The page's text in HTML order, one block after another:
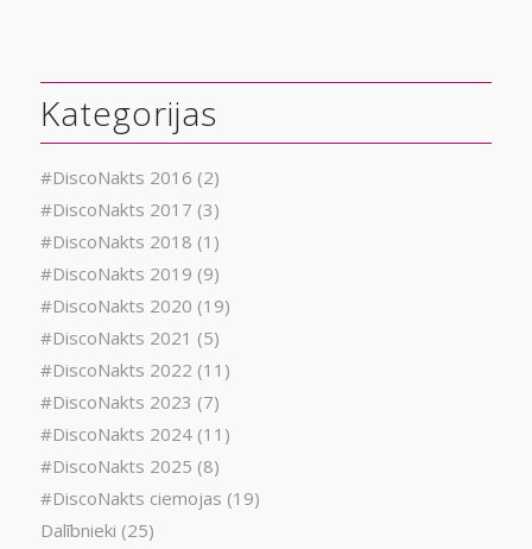
Kategorijas
#DiscoNakts 2016 (2)
#DiscoNakts 2017 (3)
#DiscoNakts 2018 (1)
#DiscoNakts 2019 (9)
#DiscoNakts 2020 (19)
#DiscoNakts 2021 (5)
#DiscoNakts 2022 (11)
#DiscoNakts 2023 (7)
#DiscoNakts 2024(11)
#DiscoNakts 2025 (8)
#DiscoNakts ciemojas (19)
Dalībnieki (25)